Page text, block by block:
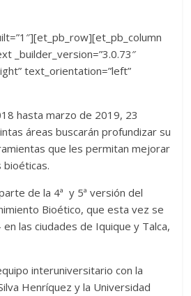
_builder_version=”3.0.73″
text_orientation=”left”
hasta marzo de 2019, 23
áreas buscarán profundizar su
que les permitan mejorar
bioéticas.
de la 4ª y 5ª versión del
Bioético, que esta vez se
las ciudades de Iquique y Talca,
interuniversitario con la
Henríquez y la Universidad